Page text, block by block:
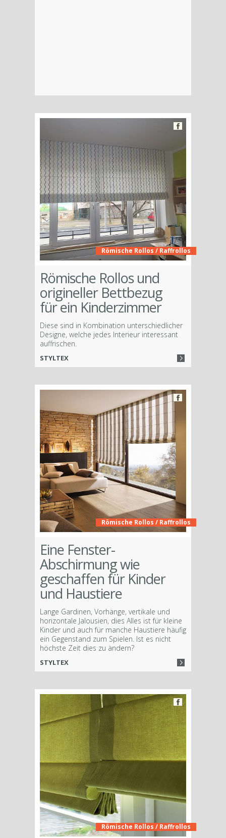
Römische Rollos / Raffrollos
Römische Rollos und
origineller Bettbezug
für ein Kinderzimmer
Diese sind in Kombination unterschiedlicher
Designe, welche jedes Interieur interessant
auffrischen.
STYLTEX
Römische Rollos / Raffrollos
Eine Fenster-
Abschirmung wie
geschaffen für Kinder
und Haustiere
Lange Gardinen, Vorhänge, vertikale und
horizontale Jalousien, dies Alles ist für kleine
Kinder und auch für manche Haustiere häufig
ein Gegenstand zum Spielen. Ist es nicht
höchste Zeit dies zu ändern?
STYLTEX
Römische Rollos / Raffrollos